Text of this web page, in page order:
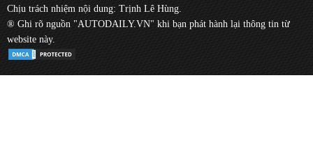
Chịu trách nhiệm nội dung: Trịnh Lê Hùng.
® Ghi rõ nguồn "AUTODAILY.VN" khi bạn phát hành lại thông tin từ
website này.